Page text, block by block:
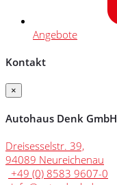
Angebote
Kontakt
×
Autohaus Denk GmbH
Dreisesselstr. 39,
94089 Neureichenau
+49 (0) 8583 9607-0